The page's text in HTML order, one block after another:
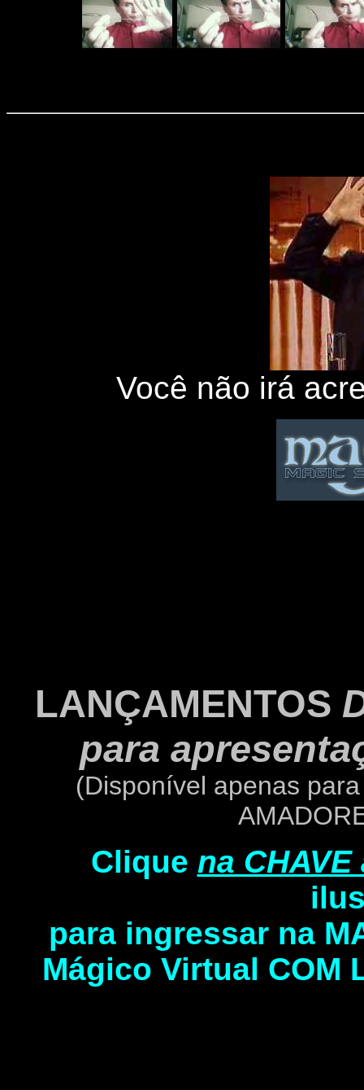
Você não irá
LANÇAMENTOS
para
(Disponível apenas
Clique na
para ingressar na
Mágico Virtual COM